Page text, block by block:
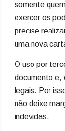
somente
exercer os
precise
uma nova
O uso por
documento e,
legais. Por
não deixe
indevidas.